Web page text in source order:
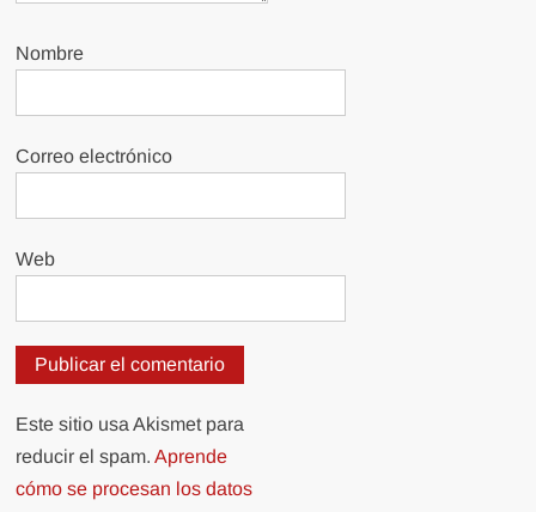
Nombre
Correo electrónico
Web
Este sitio usa Akismet para
reducir el spam.Aprende
cómo se procesan los datos